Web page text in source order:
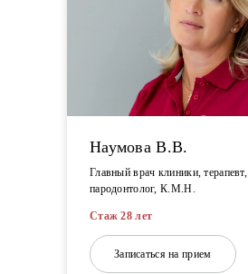
Наумова В.В.
Главный врач клиники, терапевт,
пародонтолог, К.М.Н.
Стаж 28 лет
Записаться на прием